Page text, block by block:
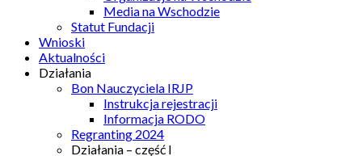
Media na Wschodzie
Statut Fundacji
Wnioski
Aktualności
Działania
Bon Nauczyciela IRJP
Instrukcja rejestracji
Informacja RODO
Regranting 2024
Działania – część I